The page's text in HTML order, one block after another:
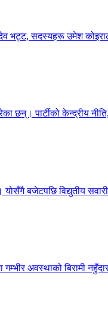
भट्ट, सदस्यहरू उमेश
छन्। पार्टीको केन्द्रीय
बजेटपछि विद्युतीय
अवस्थाको बिरामी